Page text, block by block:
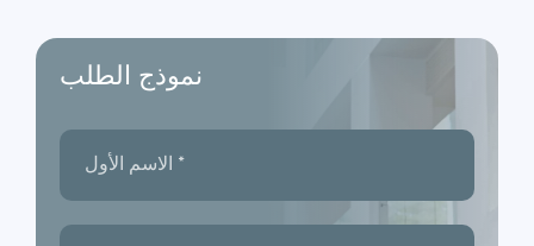
نموذج الطلب